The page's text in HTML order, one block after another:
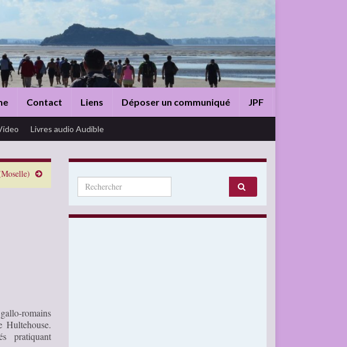
Contact Liens Déposer un communiqué JPF
Livres audio Audible
romains
Hultehouse.
pratiquant
Search for: